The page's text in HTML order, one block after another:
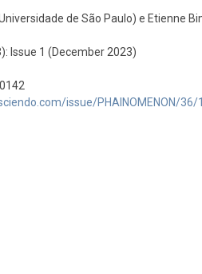
de São Paulo) e Etienne
Issue 1 (December 2023)
issue/PHAINOMENON/36/1